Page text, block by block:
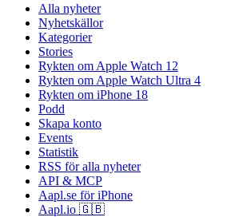
Alla nyheter
Nyhetskällor
Kategorier
Stories
Rykten om Apple Watch 12
Rykten om Apple Watch Ultra 4
Rykten om iPhone 18
Podd
Skapa konto
Events
Statistik
RSS för alla nyheter
API & MCP
Aapl.se för iPhone
Aapl.io 🇬🇧